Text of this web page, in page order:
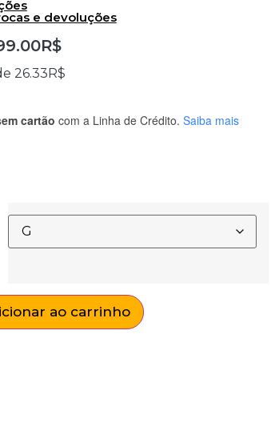
e devoluções
R$
26.33 R$
cartão com a Linha de Crédito. Saiba mais
ao carrinho